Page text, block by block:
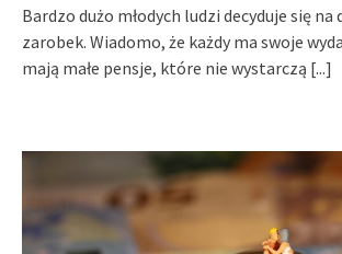
Bardzo dużo młodych ludzi decyduje się
zarobek. Wiadomo, że każdy ma swoje
mają małe pensje, które nie wystarczą [...]